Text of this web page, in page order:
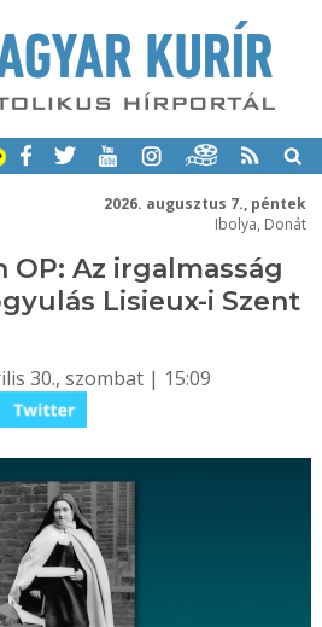
2026. augusztus 7., péntek
Ibolya, Donát
OP: Az irgalmasság
Lisieux-i Szent
30., szombat | 15:09